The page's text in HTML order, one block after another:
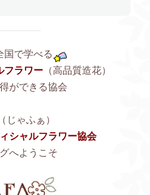
国で学べる
フラワー （高品質造花）
ができる協会
じゃふぁ）
シャルフラワー協会
へようこそ